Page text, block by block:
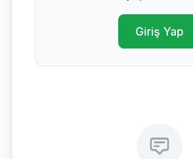
Giriş Yap